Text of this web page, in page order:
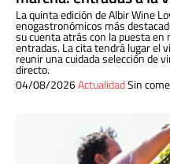
La quinta edición de Albir Wine
enogastronómicos más
su cuenta atrás con la puesta
entradas. La cita tendrá lugar el
reunir una cuidada selección de
directo.
04/08/2026ActualidadSin